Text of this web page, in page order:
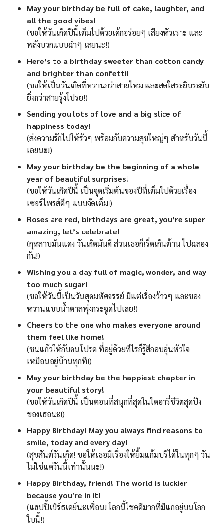
May your birthday be full of cake, laughter, and
all the good vibes!
(ขอให้วันเกิดปีนี้เต็มไปด้วยเค้กอร่อยๆ เสียงหัวเราะ และ
พลังบวกแบบฉ่ำๆ เลยนะ!)
Here’s to a birthday sweeter than cotton candy
and brighter than confetti!
(ขอให้เป็นวันเกิดที่หวานกว่าสายไหม และสดใสระยิบระยับ
ยิ่งกว่าสายรุ้งโปรย!)
Sending you lots of love and a big slice of
happiness today!
(ส่งความรักไปให้รัวๆ พร้อมกับความสุขใหญ่ๆ สำหรับวันนี้
เลยนะ!)
May your birthday be the beginning of a whole
year of beautiful surprises!
(ขอให้วันเกิดปีนี้ เป็นจุดเริ่มต้นของปีที่เต็มไปด้วยเรื่อง
เซอร์ไพรส์ดีๆ แบบจัดเต็ม!)
Roses are red, birthdays are great, you’re super
amazing, let’s celebrate!
(กุหลาบมันแดง วันเกิดมันดี ส่วนเธอก็เริ่ดเกินต้าน ไปฉลอง
กัน!)
Wishing you a day full of magic, wonder, and way
too much sugar!
(ขอให้วันนี้เป็นวันสุดมหัศจรรย์ มีแต่เรื่องว้าวๆ และของ
หวานแบบน้ำตาลพุ่งกระฉูดไปเลย!)
Cheers to the one who makes everyone around
them feel like home!
(ชนแก้วให้กับคนโปรด ที่อยู่ด้วยทีไรก็รู้สึกอบอุ่นหัวใจ
เหมือนอยู่บ้านทุกที!)
May your birthday be the happiest chapter in
your beautiful story!
(ขอให้วันเกิดปีนี้ เป็นตอนที่สนุกที่สุดในไดอารี่ชีวิตสุดปัง
ของเธอนะ!)
Happy Birthday! May you always find reasons to
smile, today and every day!
(สุขสันต์วันเกิด! ขอให้เธอมีเรื่องให้ยิ้มแก้มปริได้ในทุกๆ วัน
ไม่ใช่แค่วันนี้เท่านั้นนะ!)
Happy Birthday, friend! The world is luckier
because you’re in it!
(แฮปปี้เบิร์ธเดย์นะเพื่อน! โลกนี้โชคดีมากที่มีแกอยู่บนโลก
ใบนี้!)